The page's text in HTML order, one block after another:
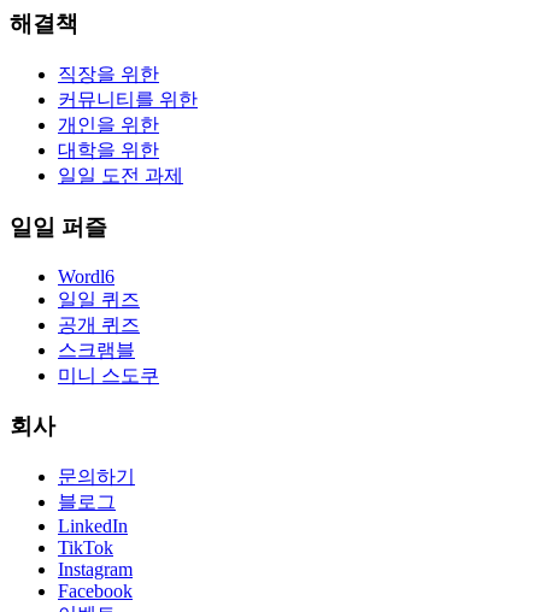
해결책
직장을 위한
커뮤니티를 위한
개인을 위한
대학을 위한
일일 도전 과제
일일 퍼즐
Wordl6
일일 퀴즈
공개 퀴즈
스크램블
미니 스도쿠
회사
문의하기
블로그
LinkedIn
TikTok
Instagram
Facebook